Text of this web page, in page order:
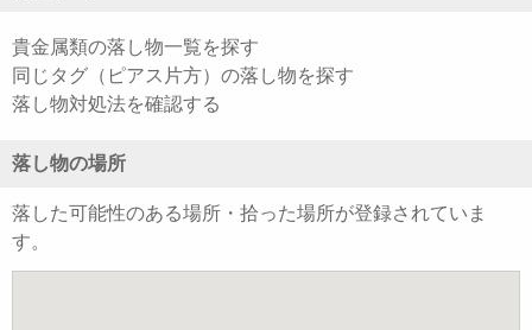
貴金属類の落し物一覧を探す
同じタグ（ピアス片方）の落し物を探す
落し物対処法を確認する
落し物の場所
落した可能性のある場所・拾った場所が登録されていま
す。